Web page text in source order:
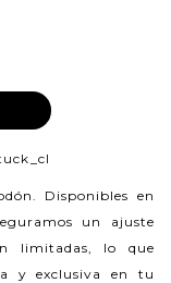
Disponibles en
un ajuste
limitadas, lo que
y exclusiva en tu